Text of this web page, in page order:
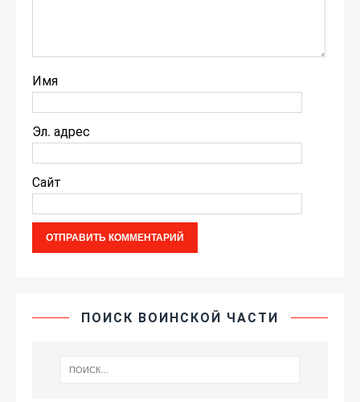
Имя
Эл. адрес
Сайт
ПОИСК ВОИНСКОЙ ЧАСТИ